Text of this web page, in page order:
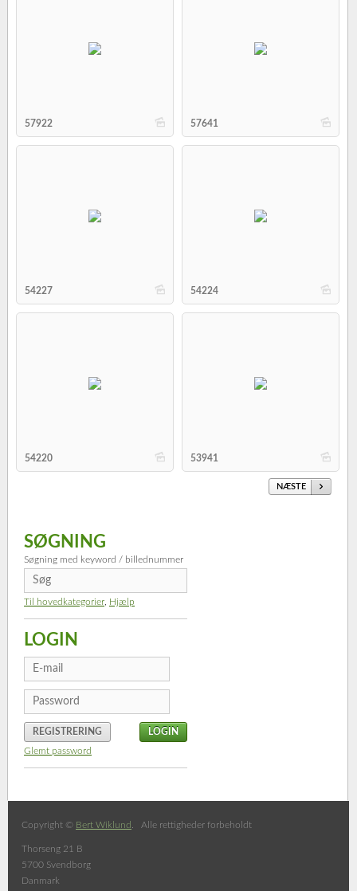
b
57922 b
57641
b
54227 b
54224
b
54220 b
53941
NÆSTE
SØGNING
Søgning med keyword / billednummer
Til hovedkategorier Hjælp
LOGIN
REGISTRERING
Glemt password
Copyright © Bert Wiklund . Alle rettigheder forbeholdt
Thorseng 21 B
5700 Svendborg
Danmark